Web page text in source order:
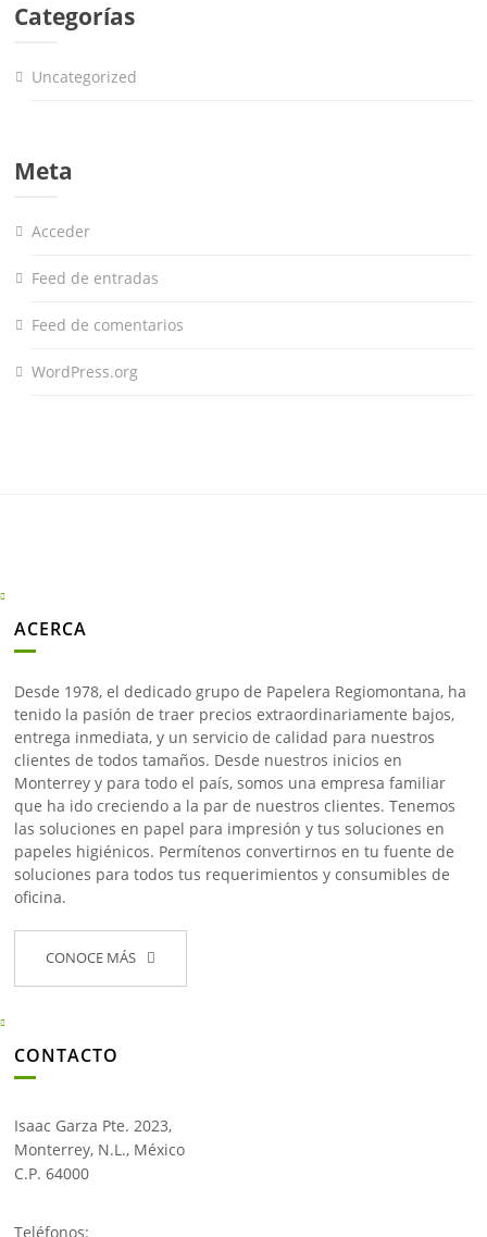
Categorías
Uncategorized
Meta
Acceder
Feed de entradas
Feed de comentarios
WordPress.org
ACERCA
Desde 1978, el dedicado grupo de Papelera Regiomontana, ha
tenido la pasión de traer precios extraordinariamente bajos,
entrega inmediata, y un servicio de calidad para nuestros
clientes de todos tamaños. Desde nuestros inicios en
Monterrey y para todo el país, somos una empresa familiar
que ha ido creciendo a la par de nuestros clientes. Tenemos
las soluciones en papel para impresión y tus soluciones en
papeles higiénicos. Permítenos convertirnos en tu fuente de
soluciones para todos tus requerimientos y consumibles de
oficina.
CONOCE MÁS
CONTACTO
Isaac Garza Pte. 2023,
Monterrey, N.L., México
C.P. 64000
Teléfonos: